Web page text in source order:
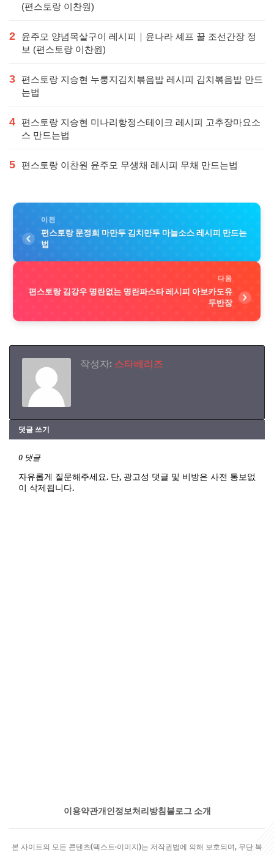
(편스토랑 이찬원)
2
윤주모 양념목살구이 레시피｜윤나라 셰프 꿀 조선간장 정
보 (편스토랑 이찬원)
3
편스토랑 지승현 누룽지김치볶음밥 레시피 김치볶음밥 만드
는법
4
편스토랑 지승현 미나리항정스테이크 레시피 고추장마요소
스 만드는법
5 편스토랑 이찬원 윤주모 무생채 레시피 무채 만드는법
이전
편스토랑 문정희 마만두 김치만두 마늘소스 레시피 만드는
법
다음
편스토랑 김강우 명란없는 명란파스타 레시피 아보카도유
두반장
작성자: 스타베리즈
댓글 쓰기
0 댓글
자유롭게 질문해주세요. 단, 광고성 댓글 및 비방은 사전 통보없
이 삭제됩니다.
이용약관개인정보처리방침 블로그 소개
본 사이트의 모든 콘텐츠(텍스트·이미지)는 저작권법에 의해 보호되며, 무단 복